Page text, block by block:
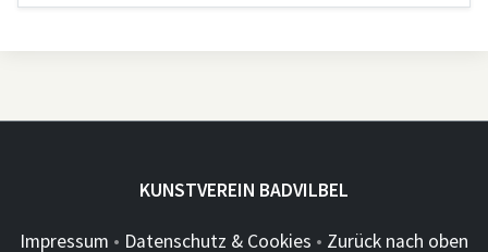
KUNSTVEREIN BADVILBEL
Impressum • Datenschutz & Cookies • Zurück nach oben